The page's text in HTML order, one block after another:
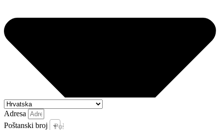
Adresa
Poštanski broj
Poštanski broj i pošta *